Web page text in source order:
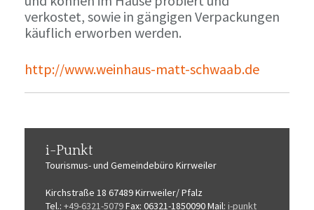
verkostet, sowie in gängigen Verpackungen
käuflich erworben werden.
http://www.weinhaus-matt-schwaab.de
i-Punkt
Tourismus-und Gemeindebüro Kirrweiler
Kirchstraße 18 67489 Kirrweiler/ Pfalz
Tel.: +49-6321-5079Fax: 06321-1850090Mail: i-punkt